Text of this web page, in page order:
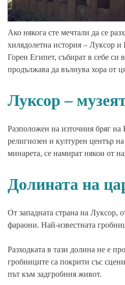
Ако някога сте мечтали да се
хилядолетна история – Луксор
Горен Египет, събират в себе си
продължава да вълнува хора от
Луксор –
Разположен на източния бряг на
религиозен и културен център
минарета, се намират някои от
Долината на
От западната страна на Луксор,
фараони. Най-известната
Разходката в тази долина не е
гробниците са покрити със
път към задгробния живот.